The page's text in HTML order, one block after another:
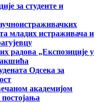
за студенте и
младих истраживача и
радова „Експозиције у
Одсека за
академијом
постојања